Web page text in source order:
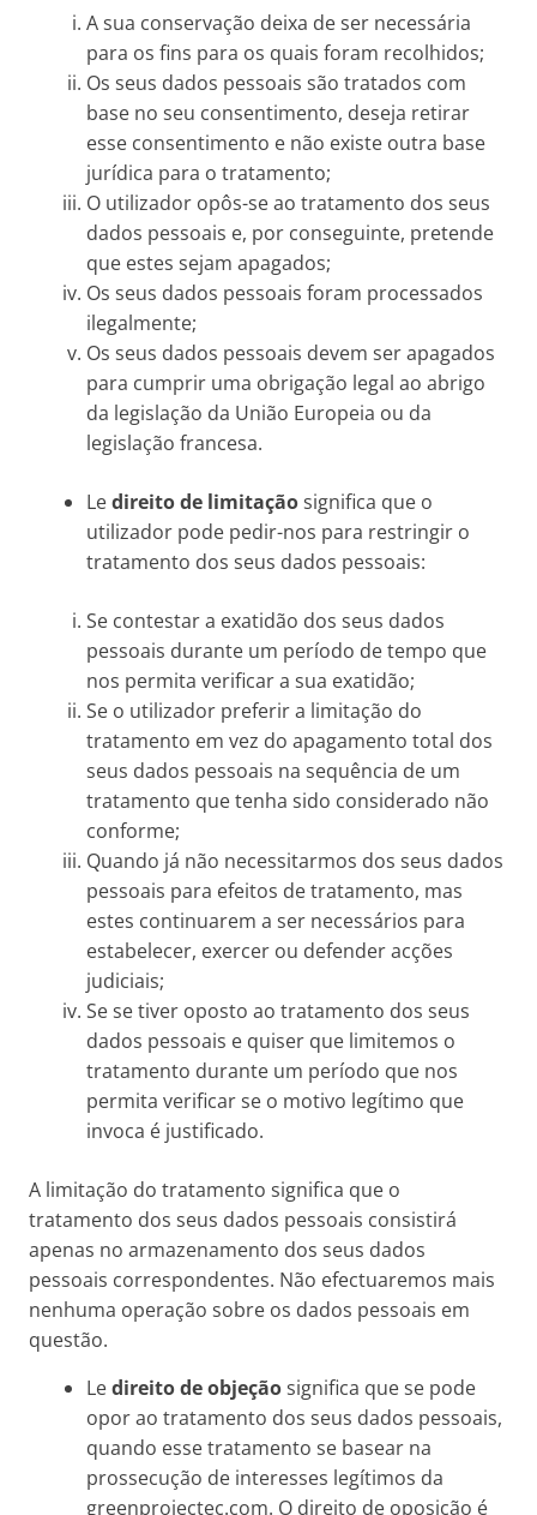
A sua conservação deixa de ser necessária
para os fins para os quais foram recolhidos;
Os seus dados pessoais são tratados com
base no seu consentimento, deseja retirar
esse consentimento e não existe outra base
jurídica para o tratamento;
O utilizador opôs-se ao tratamento dos seus
dados pessoais e, por conseguinte, pretende
que estes sejam apagados;
Os seus dados pessoais foram processados
ilegalmente;
Os seus dados pessoais devem ser apagados
para cumprir uma obrigação legal ao abrigo
da legislação da União Europeia ou da
legislação francesa.
Ledireito de limitaçãosignifica que o
utilizador pode pedir-nos para restringir o
tratamento dos seus dados pessoais:
Se contestar a exatidão dos seus dados
pessoais durante um período de tempo que
nos permita verificar a sua exatidão;
Se o utilizador preferir a limitação do
tratamento em vez do apagamento total dos
seus dados pessoais na sequência de um
tratamento que tenha sido considerado não
conforme;
Quando já não necessitarmos dos seus dados
pessoais para efeitos de tratamento, mas
estes continuarem a ser necessários para
estabelecer, exercer ou defender acções
judiciais;
Se se tiver oposto ao tratamento dos seus
dados pessoais e quiser que limitemos o
tratamento durante um período que nos
permita verificar se o motivo legítimo que
invoca é justificado.
A limitação do tratamento significa que o
tratamento dos seus dados pessoais consistirá
apenas no armazenamento dos seus dados
pessoais correspondentes. Não efectuaremos mais
nenhuma operação sobre os dados pessoais em
questão.
Ledireito de objeçãosignifica que se pode
opor ao tratamento dos seus dados pessoais,
quando esse tratamento se basear na
prossecução de interesses legítimos da
greenprojectec.com. O direito de oposição é